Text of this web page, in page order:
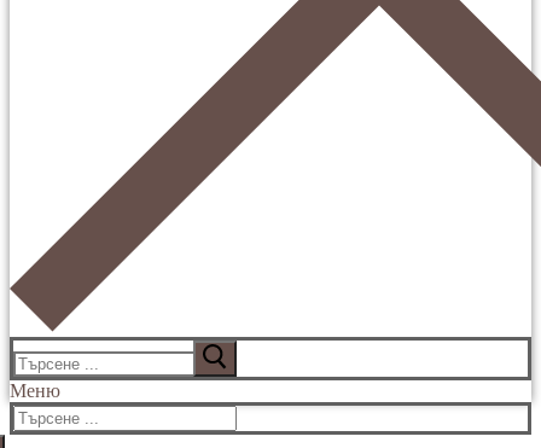
Търсене
за:
Меню
Търсене
за: